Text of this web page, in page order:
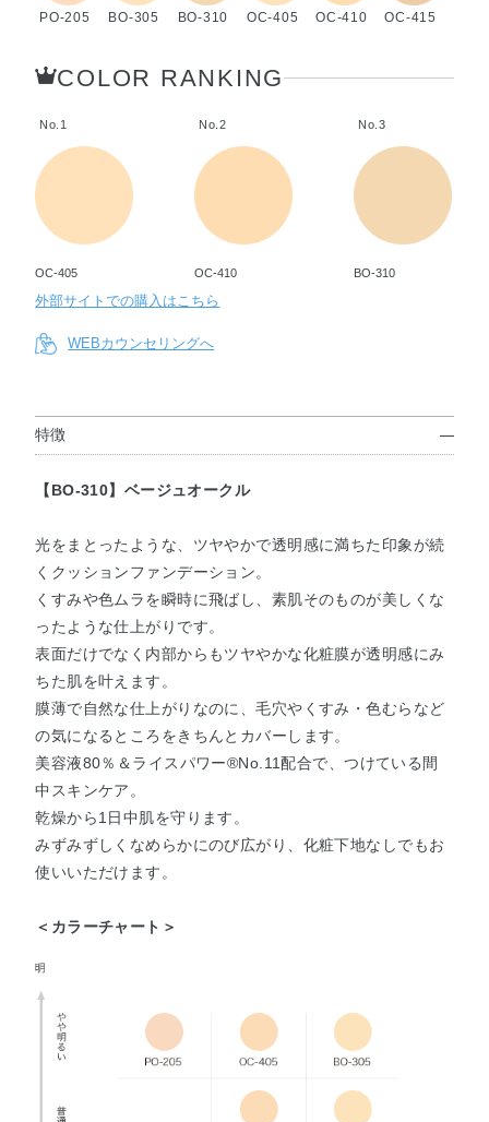
PO-205 BO-305 BO-310 OC-405 OC-410 OC-415
COLOR RANKING
No.1
OC-405
No.2
OC-410
No.3
BO-310
外部サイトでの購入はこちら
WEBカウンセリングへ
特徴
【BO-310】ベージュオークル
光をまとったような、ツヤやかで透明感に満ちた印象が続
くクッションファンデーション。
くすみや色ムラを瞬時に飛ばし、素肌そのものが美しくな
ったような仕上がりです。
表面だけでなく内部からもツヤやかな化粧膜が透明感にみ
ちた肌を叶えます。
膜薄で自然な仕上がりなのに、毛穴やくすみ・色むらなど
の気になるところをきちんとカバーします。
美容液80％＆ライスパワー®No.11配合で、つけている間
中スキンケア。
乾燥から1日中肌を守ります。
みずみずしくなめらかにのび広がり、化粧下地なしでもお
使いいただけます。
＜カラーチャート＞